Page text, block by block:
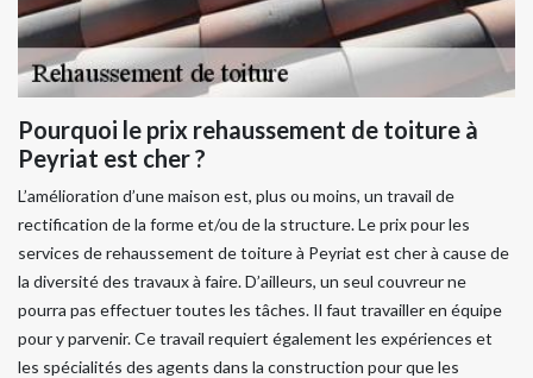
Pourquoi le prix rehaussement de toiture à
Peyriat est cher ?
L’amélioration d’une maison est, plus ou moins, un travail de
rectification de la forme et/ou de la structure. Le prix pour les
services de rehaussement de toiture à Peyriat est cher à cause de
la diversité des travaux à faire. D’ailleurs, un seul couvreur ne
pourra pas effectuer toutes les tâches. Il faut travailler en équipe
pour y parvenir. Ce travail requiert également les expériences et
les spécialités des agents dans la construction pour que les